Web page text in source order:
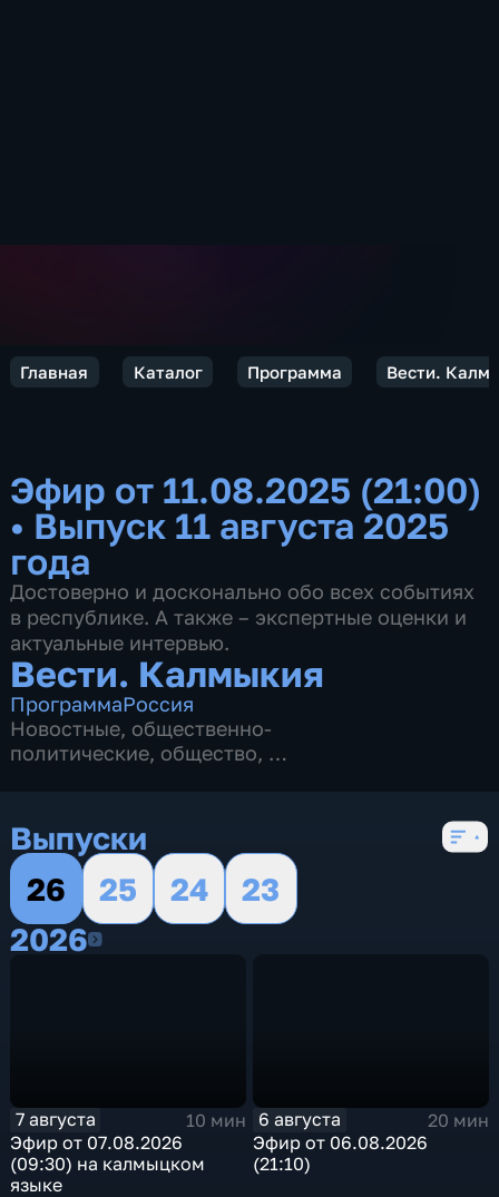
Главная Каталог Программа Вести.
Эфир от 11.08.2025 (21:00)
• Выпуск 11 августа 2025
года
Достоверно и досконально обо всех событиях
в республике. А также – экспертные оценки и
актуальные интервью.
Вести. Калмыкия
ПрограммаРоссия
Новостные, общественно-
политические, общество,
Выпуски
26
25 24
23
20262026
7 августа
10 мин
Эфир от 07.08.2026
(09:30) на калмыцком
языке
6 августа
20 мин
Эфир от 06.08.2026
(21:10)